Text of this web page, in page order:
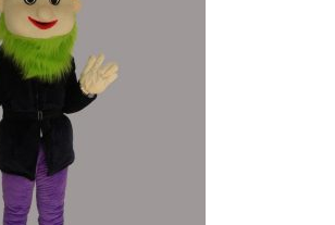
EVENT
SMURF
KARAKTER
GARGAMEL